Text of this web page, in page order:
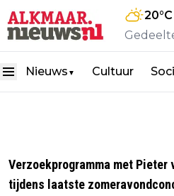
20°C
Nieuws ▼ Cultuur
Verzoekprogramma met Pieter
tijdens laatste